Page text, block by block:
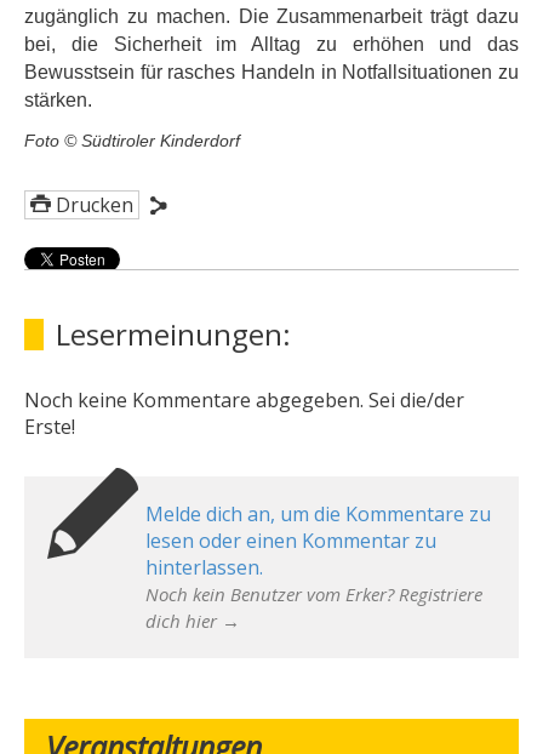
zugänglich zu machen. Die Zusammenarbeit trägt dazu
bei, die Sicherheit im Alltag zu erhöhen und das
Bewusstsein für rasches Handeln in Notfallsituationen zu
stärken.
Foto © Südtiroler Kinderdorf
Drucken
Lesermeinungen:
Noch keine Kommentare abgegeben. Sei die/der
Erste!
Melde dich an, um die Kommentare zu
lesen oder einen Kommentar zu
hinterlassen.
Noch kein Benutzer vom Erker? Registriere
dich hier →